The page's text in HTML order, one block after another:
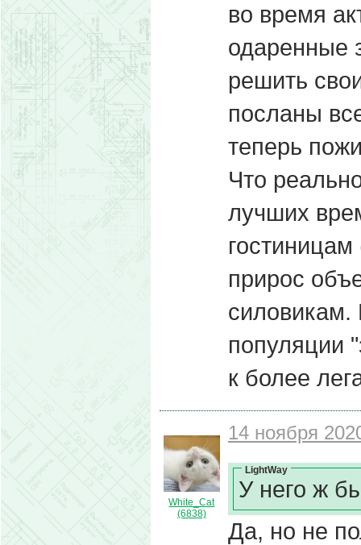
во время
одаренные
решить
посланы
теперь
Что
лучших
прирос
силовикам.
популяции
к более
White_Cat
(6838)
14 ноября
LightWay
У него ж
Да, но не